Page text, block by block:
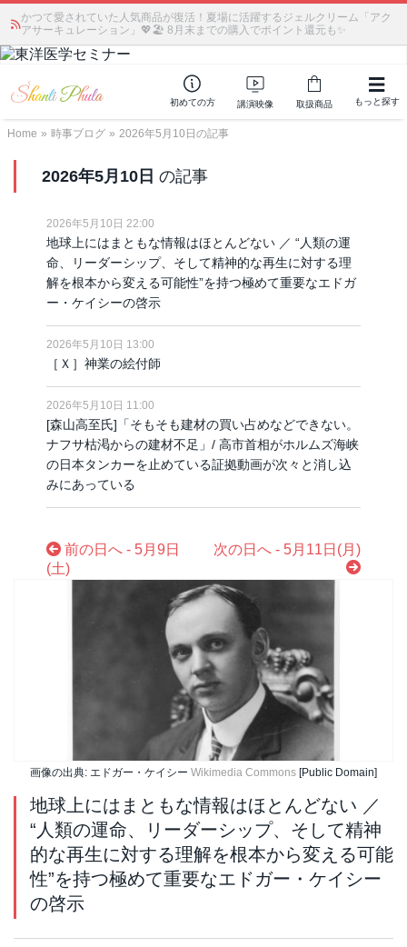
かつて愛されていた人気商品が復活！夏場に活躍するジェルクリーム「アク
アサーキュレーション」💖🏖️ 8月末までの購入でポイント還元も✨
初めての方 講演映像 取扱商品 もっと探す
Home » 時事ブログ » 2026年5月10日の記事
2026年5月10日 の記事
2026年5月10日 22:00
地球上にはまともな情報はほとんどない ／ “人類の運
命、リーダーシップ、そして精神的な再生に対する理
解を根本から変える可能性”を持つ極めて重要なエドガ
ー・ケイシーの啓示
2026年5月10日 13:00
［Ｘ］神業の絵付師
2026年5月10日 11:00
[森山高至氏]「そもそも建材の買い占めなどできない。
ナフサ枯渇からの建材不足」/ 高市首相がホルムズ海峡
の日本タンカーを止めている証拠動画が次々と消し込
みにあっている
前の日へ - 5月9日
(土)
次の日へ - 5月11日(月)
画像の出典: エドガー・ケイシー Wikimedia Commons [Public Domain]
地球上にはまともな情報はほとんどない ／
“人類の運命、リーダーシップ、そして精神
的な再生に対する理解を根本から変える可能
性”を持つ極めて重要なエドガー・ケイシー
の啓示